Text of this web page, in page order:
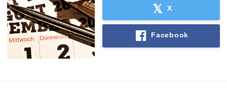
X
Facebook